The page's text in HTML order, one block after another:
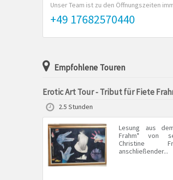
Unser Team ist zu den Öffnungszeiten
+49 17682570440
Empfohlene Touren
Erotic Art Tour - Tribut für Fiete
2.5 Stunden
Lesung aus
Frahm" von
Christine
anschließender...